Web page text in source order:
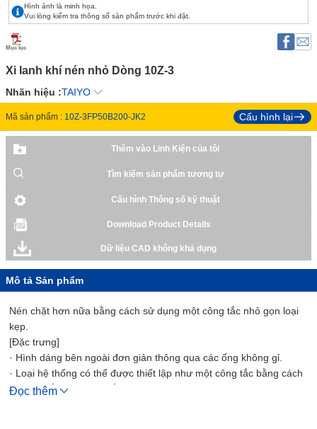
Hình ảnh là minh họa.
Vui lòng kiểm tra thông số sản phẩm trước khi đặt.
Mục lục
Xi lanh khí nén nhỏ Dòng 10Z-3
Nhãn hiệu :TAIYO
Mã sản phẩm : 10Z-3FP50B200-JK2 Cấu hình lại
Thêm vào Linh Kiện của tôi
Tìm kiếm sản phẩm tương tự
Cấu hình Thông số kỹ thuật
Download Product Details
Dữ liệu CAD không khả dụng
Mô tả Sản phẩm
Nén chặt hơn nữa bằng cách sử dụng một công tắc nhỏ gọn loại
kẹp.
[Đặc trưng]
· Hình dáng bên ngoài đơn giản thông qua các ống không gỉ.
· Loại hệ thống có thể được thiết lập như một công tắc bằng cách
chỉ cần gắn một công tắc vào thân xi lanh chính.
Đọc thêm